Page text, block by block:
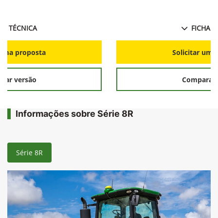
TÉCNICA
proposta
versão
FICHA
Solicitar
Comparar
Informações sobre Série 8R
Série 8R